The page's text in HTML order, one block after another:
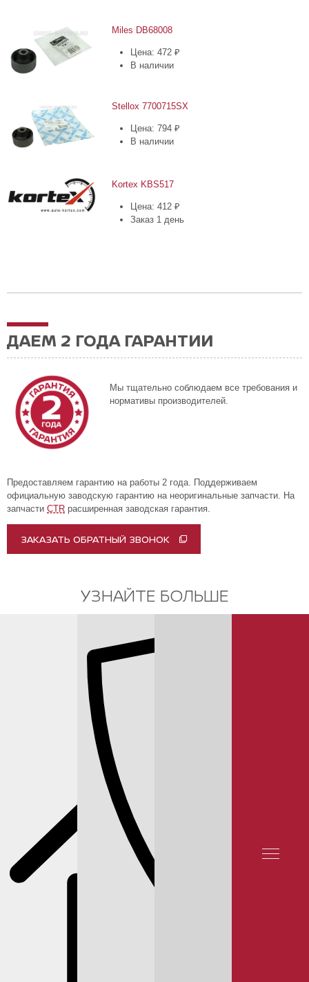
Miles DB68008
Цена: 472 ₽
В наличии
Stellox 7700715SX
Цена: 794 ₽
В наличии
Kortex KBS517
Цена: 412 ₽
Заказ 1 день
ДАЕМ 2 ГОДА ГАРАНТИИ
Мы тщательно соблюдаем все требования и
нормативы производителей.
Предоставляем гарантию на работы 2 года. Поддерживаем
официальную заводскую гарантию на неоригинальные запчасти. На
запчасти CTR расширенная заводская гарантия.
ЗАКАЗАТЬ ОБРАТНЫЙ ЗВОНОК
УЗНАЙТЕ БОЛЬШЕ
КОРПОРАТИВНЫМ
ОТЗЫВЫ КЛИЕНТОВ